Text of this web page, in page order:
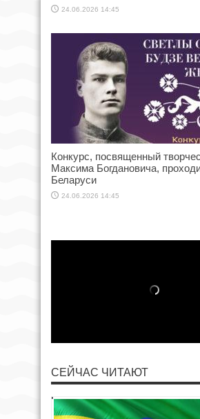
24.06.2026 14:45
Конкурс, посвященный
Максима Богдановича,
Беларуси
24.06.2026 14:45
СЕЙЧАС ЧИТАЮТ